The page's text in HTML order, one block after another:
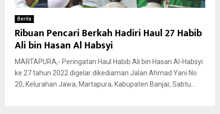
Berita
Ribuan Pencari Berkah Hadiri Haul 27 Habib
Ali bin Hasan Al Habsyi
MARTAPURA,- Peringatan Haul Habib Ali bin Hasan Al-Habsyi
ke 27 tahun 2022 digelar dikediaman Jalan Ahmad Yani No
20, Kelurahan Jawa, Martapura, Kabupaten Banjar, Sabtu...